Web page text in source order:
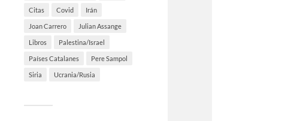
Citas Covid Irán
Joan Carrero Julian Assange
Libros Palestina/Israel
Países Catalanes Pere Sampol
Siria Ucrania/Rusia